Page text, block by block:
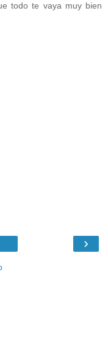
todo te vaya muy bien
›